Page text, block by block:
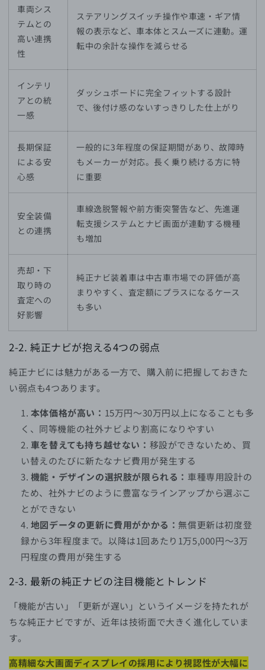
車両シス
テムとの
高い連携
性
ステアリングスイッチ操作や車速・ギア情
報の表示など、車本体とスムーズに連動。運
転中の余計な操作を減らせる
インテリ
アとの統
一感
ダッシュボードに完全フィットする設計
で、後付け感のないすっきりした仕上がり
長期保証
による安
心感
一般的に3年程度の保証期間があり、故障時
もメーカーが対応。長く乗り続ける方に特
に重要
安全装備
との連携
車線逸脱警報や前方衝突警告など、先進運
転支援システムとナビ画面が連動する機種
も増加
売却・下
取り時の
査定への
好影響
純正ナビ装着車は中古車市場での評価が高
まりやすく、査定額にプラスになるケース
も多い
2-2. 純正ナビが抱える4つの弱点
純正ナビには魅力がある一方で、購入前に把握しておきた
い弱点も4つあります。
本体価格が高い： 15万円〜30万円以上になることも多
く、同等機能の社外ナビより割高になりやすい
車を替えても持ち越せない： 移設ができないため、買
い替えのたびに新たなナビ費用が発生する
機能・デザインの選択肢が限られる： 車種専用設計の
ため、社外ナビのように豊富なラインアップから選ぶこ
とができない
地図データの更新に費用がかかる： 無償更新は初度登
録から3年程度まで。以降は1回あたり1万5,000円〜3万
円程度の費用が発生する
2-3. 最新の純正ナビの注目機能とトレンド
「機能が古い」「更新が遅い」というイメージを持たれが
ちな純正ナビですが、近年は技術面で大きく進化していま
す。
高精細な大画面ディスプレイの採用により視認性が大幅に